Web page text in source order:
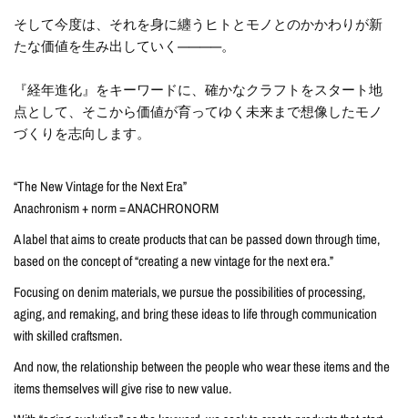
そして今度は、それを身に纏うヒトとモノとのかかわりが新
たな価値を生み出していく————。
『経年進化』をキーワードに、確かなクラフトをスタート地
点として、そこから価値が育ってゆく未来まで想像したモノ
づくりを志向します。
“The New Vintage for the Next Era”
Anachronism + norm = ANACHRONORM
A label that aims to create products that can be passed down through time,
based on the concept of “creating a new vintage for the next era.”
Focusing on denim materials, we pursue the possibilities of processing,
aging, and remaking, and bring these ideas to life through communication
with skilled craftsmen.
And now, the relationship between the people who wear these items and the
items themselves will give rise to new value.